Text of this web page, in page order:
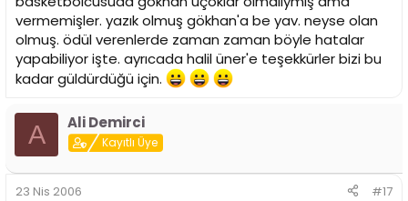
vermemişler. yazık olmuş gökhan'a be yav. neyse olan
olmuş. ödül verenlerde zaman zaman böyle hatalar
yapabiliyor işte. ayrıcada halil üner'e teşekkürler bizi bu
kadar güldürdüğü için.
A Ali Demirci
Kayıtlı Üye
23 Nis 2006 #17